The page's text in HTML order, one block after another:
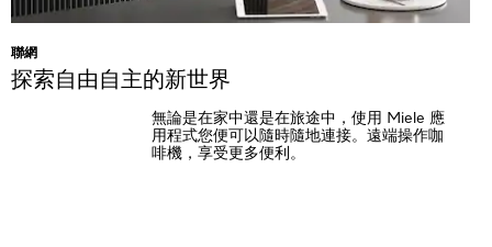
聯網
探索自由自主的新世界
無論是在家中還是在旅途中，使用 Miele 應
用程式您便可以隨時隨地連接。遠端操作咖
啡機，享受更多便利。